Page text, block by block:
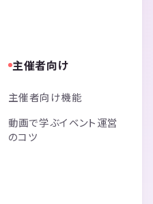
主催者向け
主催者向け機能
動画で学ぶイベント運営
のコツ